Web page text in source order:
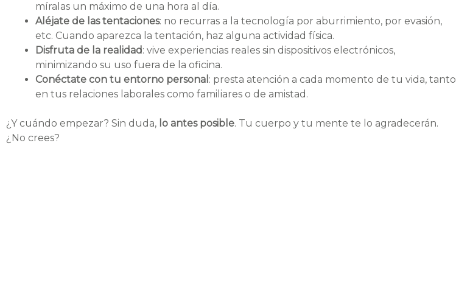
míralas un máximo de una hora al día.
Aléjate de las tentaciones: no recurras a la tecnología por aburrimiento, por evasión,
etc. Cuando aparezca la tentación, haz alguna actividad física.
Disfruta de la realidad: vive experiencias reales sin dispositivos electrónicos,
minimizando su uso fuera de la oficina.
Conéctate con tu entorno personal : presta atención a cada momento de tu vida, tanto
en tus relaciones laborales como familiares o de amistad.
¿Y cuándo empezar? Sin duda, lo antes posible. Tu cuerpo y tu mente te lo agradecerán.
¿No crees?